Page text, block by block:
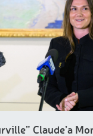
Claude’a